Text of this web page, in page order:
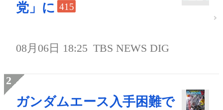
党」に 415
08月06日 18:25 TBS NEWS DIG
ガンダムエース入手困難で